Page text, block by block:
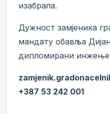
изабрала.
Дужност замјеника
мандату обавља
дипломирани
+387 53 242 001